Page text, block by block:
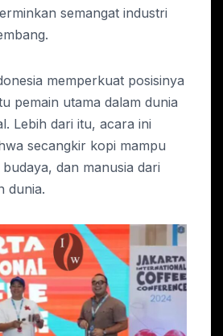
semangat industri
memperkuat posisinya
pemain utama dalam dunia
Lebih dari itu, acara ini
secangkir kopi mampu
dan manusia dari
dunia.